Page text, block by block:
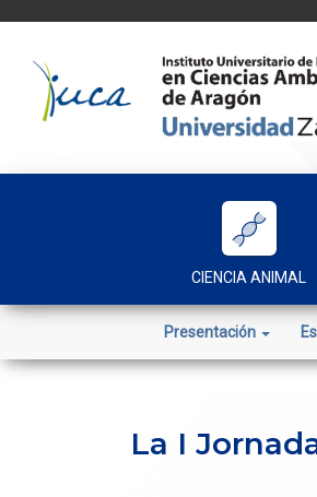
content
CIENCIA ANIMAL
Presentación
La I